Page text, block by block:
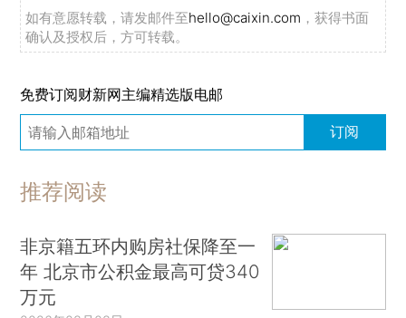
如有意愿转载，请发邮件至hello@caixin.com ，获得书面
确认及授权后，方可转载。
免费订阅财新网主编精选版电邮
订阅
推荐阅读
非京籍五环内购房社保降至一
年 北京市公积金最高可贷340
万元